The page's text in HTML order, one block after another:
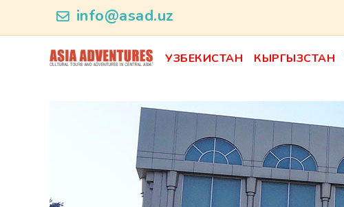
info@asad.uz
УЗБЕКИСТАН КЫРГЫЗСТАН